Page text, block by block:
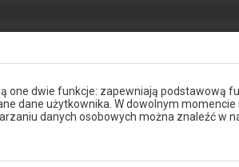
lub drodze dojścia do peronu?
iOS.
Peron
one dwie funkcje: zapewniają podstawową
dane użytkownika. W dowolnym
danych osobowych można znaleźć w